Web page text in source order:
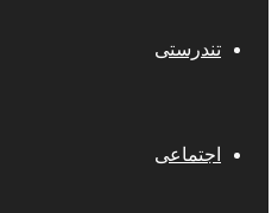
تندرستی
اجتماعی